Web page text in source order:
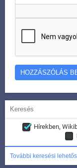
Hírekben,
További keresési